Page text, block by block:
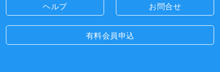
ヘルプ お問合せ
有料会員申込